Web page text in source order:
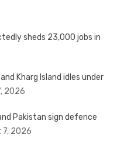
sheds 23,000 jobs in
Kharg Island idles under
2026
Pakistan sign defence
7, 2026